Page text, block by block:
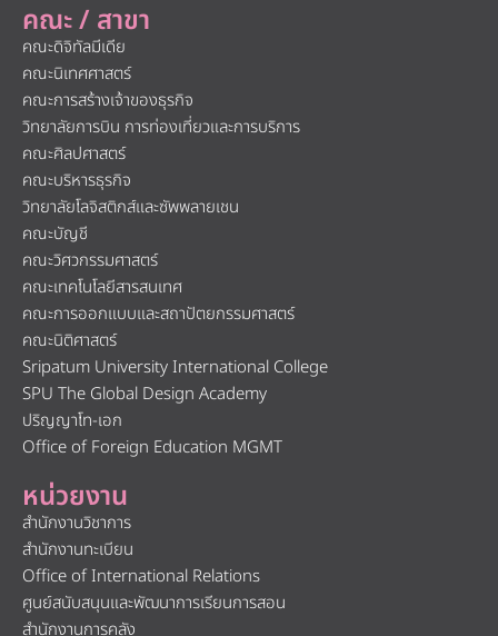
คณะ / สาขา
คณะดิจิทัลมีเดีย
คณะนิเทศศาสตร์
คณะการสร้างเจ้าของธุรกิจ
วิทยาลัยการบิน การท่องเที่ยวและการบริการ
คณะศิลปศาสตร์
คณะบริหารธุรกิจ
วิทยาลัยโลจิสติกส์และซัพพลายเชน
คณะบัญชี
คณะวิศวกรรมศาสตร์
คณะเทคโนโลยีสารสนเทศ
คณะการออกแบบและสถาปัตยกรรมศาสตร์
คณะนิติศาสตร์
Sripatum University International College
SPU The Global Design Academy
ปริญญาโท-เอก
Office of Foreign Education MGMT
หน่วยงาน
สำนักงานวิชาการ
สำนักงานทะเบียน
Office of International Relations
ศูนย์สนับสนุนและพัฒนาการเรียนการสอน
สำนักงานการคลัง